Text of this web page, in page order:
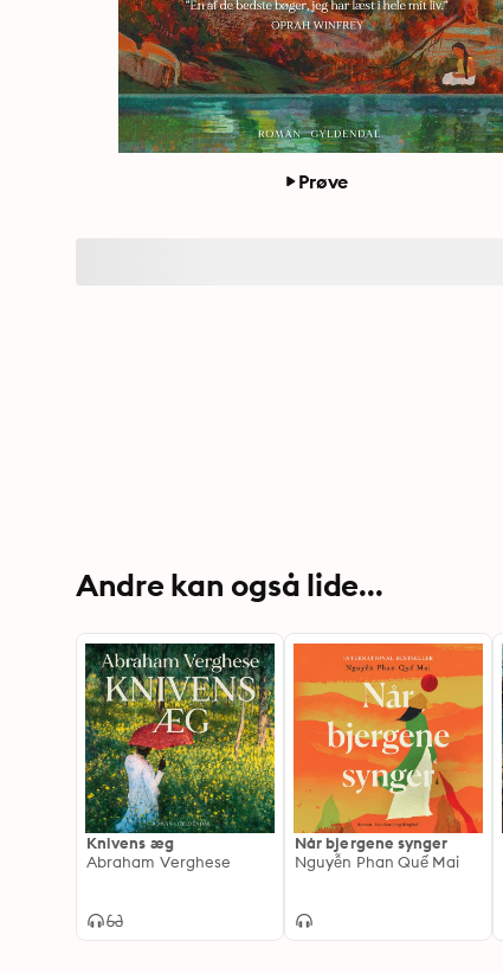
Prøve
Andre kan også lide...
Knivens æg
Abraham Verghese
Når bjergene synger
Nguyễn Phan Quế Mai